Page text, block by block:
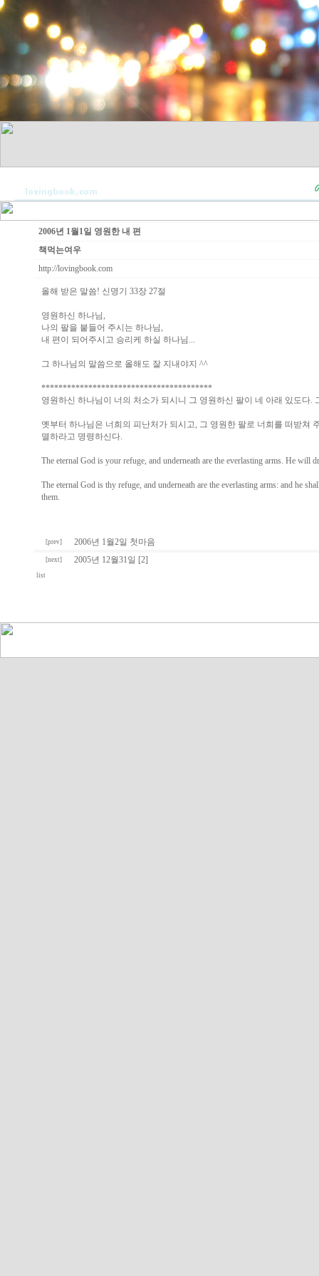
2006년 1월1일 영원한 내 편
책먹는여우
http://lovingbook.com
올해 받은 말씀! 신명기 33장 27절
영원하신 하나님,
나의 팔을 붙들어 주시는 하나님,
내 편이 되어주시고 승리케 하실 하나님...
그 하나님의 말씀으로 올해도 잘 지내야지 ^^
****************************************
영원하신 하나님이 너의 처소가 되시니 그 영원하신 팔이 네 아래 있도다.
옛부터 하나님은 너희의 피난처가 되시고, 그 영원한 팔로 너희를 떠받쳐
멸하라고 명령하신다.
The eternal God is your refuge, and underneath are the everlasting arms. He
The eternal God is thy refuge, and underneath are the everlasting arms: and he
them.
[prev] 2006년 1월2일 첫마음
[next] 2005년 12월31일 [2]
list